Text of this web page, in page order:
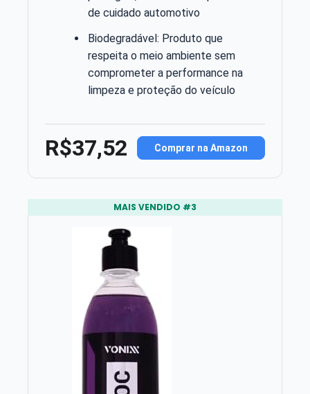
de cuidado automotivo
Biodegradável: Produto que
respeita o meio ambiente sem
comprometer a performance na
limpeza e proteção do veículo
R$37,52 Comprar na Amazon
MAIS VENDIDO #3